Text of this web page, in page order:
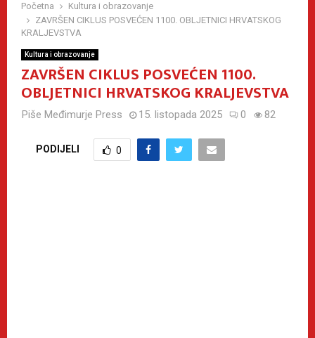
Početna
Kultura i obrazovanje
ZAVRŠEN CIKLUS POSVEĆEN 1100. OBLJETNICI HRVATSKOG
KRALJEVSTVA
Kultura i obrazovanje
ZAVRŠEN CIKLUS POSVEĆEN 1100.
OBLJETNICI HRVATSKOG KRALJEVSTVA
Piše Međimurje Press 15. listopada 2025 0 82
PODIJELI 0